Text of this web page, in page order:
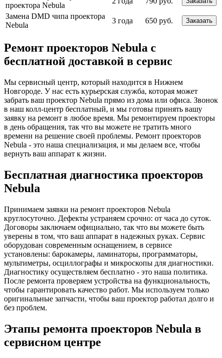
проектора Nebula
Замена DMD чипа проектора
Nebula
3 года 650 руб. Заказать
Ремонт проекторов Nebula с
бесплатной доставкой в сервис
Мы сервисный центр, который находится в Нижнем
Новгороде. У нас есть курьерская служба, которая может
забрать ваш проектор Nebula прямо из дома или офиса. Звонок
в наш колл-центр бесплатный, и мы готовы принять вашу
заявку на ремонт в любое время. Мы ремонтируем проекторы
в день обращения, так что вы можете не тратить много
времени на решение своей проблемы. Ремонт проекторов
Nebula - это наша специализация, и мы делаем все, чтобы
вернуть ваш аппарат к жизни.
Бесплатная диагностика проекторов
Nebula
Принимаем заявки на ремонт проекторов Nebula
круглосуточно. Дефекты устраняем срочно: от часа до суток.
Договоры заключаем официально, так что вы можете быть
уверены в том, что ваш аппарат в надежных руках. Сервис
оборудован современным оснащением, в сервисе
установлены: барокамеры, ламинаторы, программаторы,
мультиметры, осциллографы и микроскопы для диагностики.
Диагностику осуществляем бесплатно - это наша политика.
После ремонта проверяем устройства на функциональность,
чтобы гарантировать качество работ. Мы используем только
оригинальные запчасти, чтобы ваш проектор работал долго и
без проблем.
Этапы ремонта проекторов Nebula в
сервисном центре